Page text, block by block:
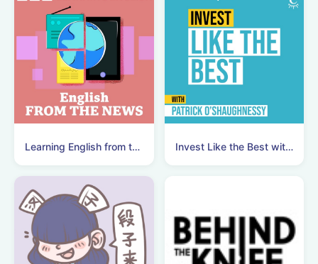
Learning English from the News Invest Like the Best with Patrick O'Shaughnessy